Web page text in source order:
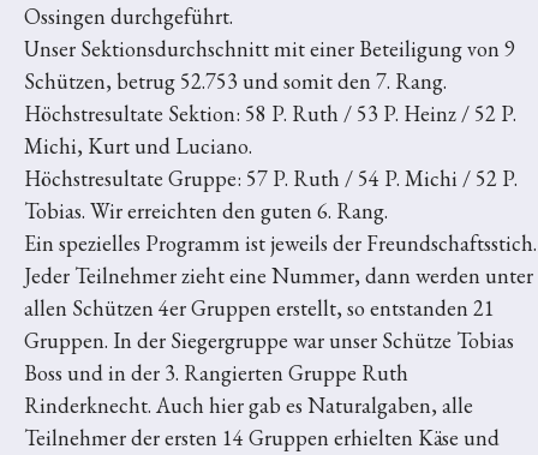
Ossingen durchgeführt.
Unser Sektionsdurchschnitt mit einer Beteiligung von 9
Schützen, betrug 52.753 und somit den 7. Rang.
Höchstresultate Sektion: 58 P. Ruth / 53 P. Heinz / 52 P.
Michi, Kurt und Luciano.
Höchstresultate Gruppe: 57 P. Ruth / 54 P. Michi / 52 P.
Tobias. Wir erreichten den guten 6. Rang.
Ein spezielles Programm ist jeweils der Freundschaftsstich.
Jeder Teilnehmer zieht eine Nummer, dann werden unter
allen Schützen 4er Gruppen erstellt, so entstanden 21
Gruppen. In der Siegergruppe war unser Schütze Tobias
Boss und in der 3. Rangierten Gruppe Ruth
Rinderknecht. Auch hier gab es Naturalgaben, alle
Teilnehmer der ersten 14 Gruppen erhielten Käse und